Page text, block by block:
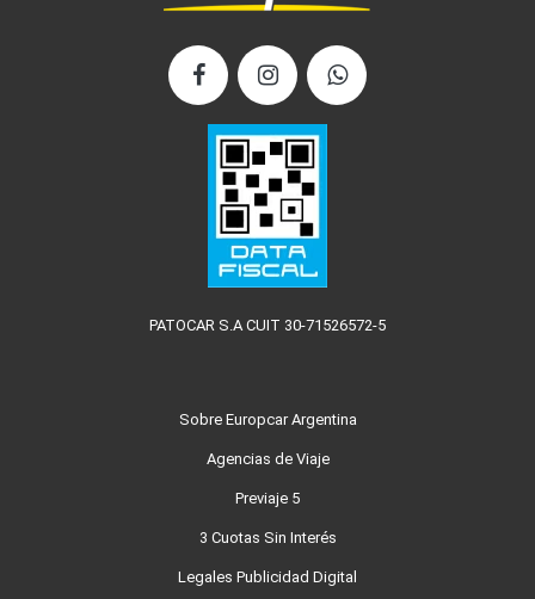
PATOCAR S.A CUIT 30-71526572-5
Sobre Europcar Argentina
Agencias de Viaje
Previaje 5
3 Cuotas Sin Interés
Legales Publicidad Digital